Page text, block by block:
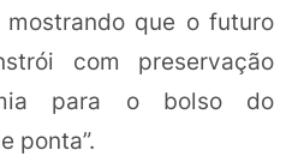
que o futuro
com preservação
para o bolso do
ponta”.